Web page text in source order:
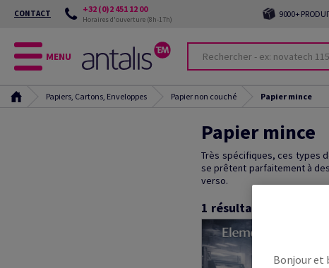
CONTACT +32 (0)2 451 12 00
Horaires d'ouverture (8h-17h) 9000+
MENU
Papiers, Cartons, Enveloppes Papier non couché Papier mince
Papier mince
Très spécifiques, ces types
se prêtent parfaitement à
verso.
1 résultats
Bonjour et